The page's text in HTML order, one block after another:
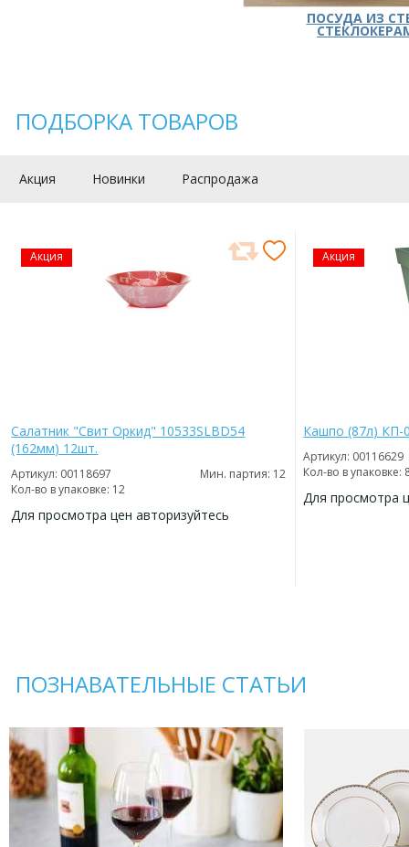
ПОСУДА ИЗ
ПОДБОРКА ТОВАРОВ
Акция Новинки Распродажа
Акция
Салатник "Свит Оркид" 10533SLBD54
(162мм) 12шт.
Артикул: 00118697
Мин. партия: 12
Кол-во в упаковке: 12
Для просмотра цен авторизуйтесь
Акция
Кашпо (87л) КП-
Артикул: 00116629
Кол-во в упаковке:
Для просмотра
ПОЗНАВАТЕЛЬНЫЕ СТАТЬИ